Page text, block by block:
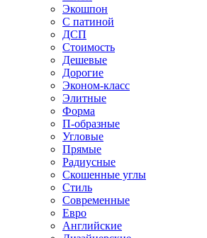
Экошпон
С патиной
ДСП
Стоимость
Дешевые
Дорогие
Эконом-класс
Элитные
Форма
П-образные
Угловые
Прямые
Радиусные
Скошенные углы
Стиль
Современные
Евро
Английские